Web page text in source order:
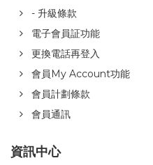
- 升級條款
電子會員証功能
更換電話再登入
會員My Account功能
會員計劃條款
會員通訊
資訊中心